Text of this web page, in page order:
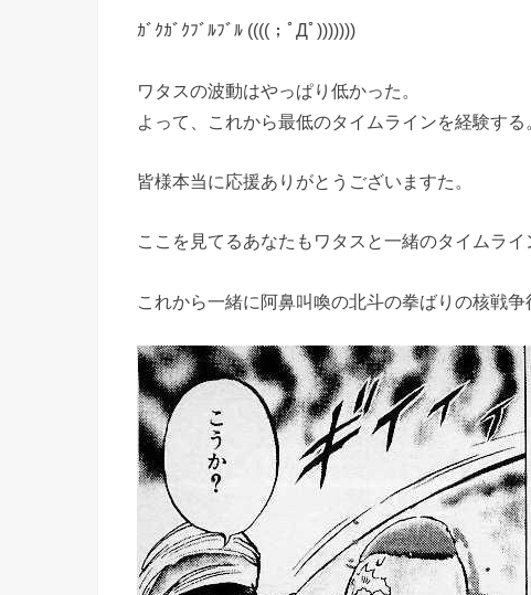
ｶﾞｸｶﾞｸﾌﾞﾙﾌﾞﾙ ((((；ﾟДﾟ)))))))
ワタスの波動はやっぱり低かった。
よって、これから最低のタイムラインを経験する
皆様本当に応援ありがとうございますた。
ここを見てるあなたもワタスと一緒のタイムライ
これから一緒に阿鼻叫喚の北斗の拳ばりの核戦争